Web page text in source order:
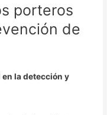
porteros
de
la detección y